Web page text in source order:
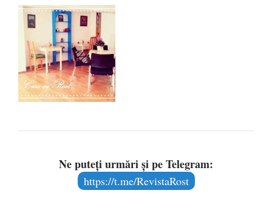
Ne puteți urmări și pe Telegram:
https://t.me/RevistaRost